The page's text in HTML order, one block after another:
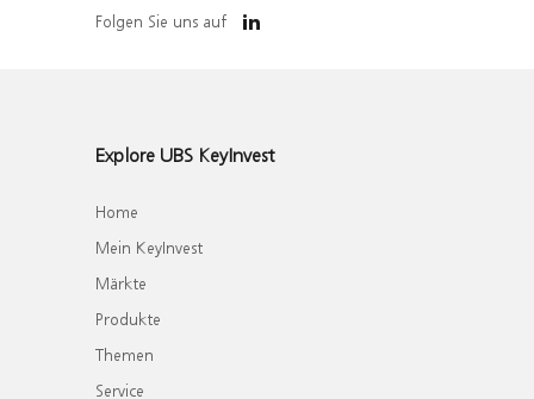
Folgen Sie uns auf
Explore UBS KeyInvest
Home
Mein KeyInvest
Märkte
Produkte
Themen
Service